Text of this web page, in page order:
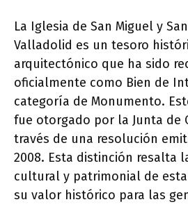
La Iglesia de San Miguel y
Valladolid es un tesoro
arquitectónico que ha sido
oficialmente como Bien de
categoría de Monumento.
fue otorgado por la Junta de
través de una resolución
2008. Esta distinción resalta
cultural y patrimonial de
su valor histórico para las